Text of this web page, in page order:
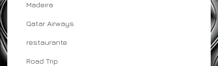
Madeira
Qatar Airways
restaurante
Road Trip